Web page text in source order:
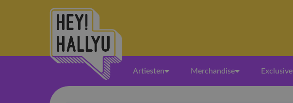
Artiesten Merchandise Exclusive